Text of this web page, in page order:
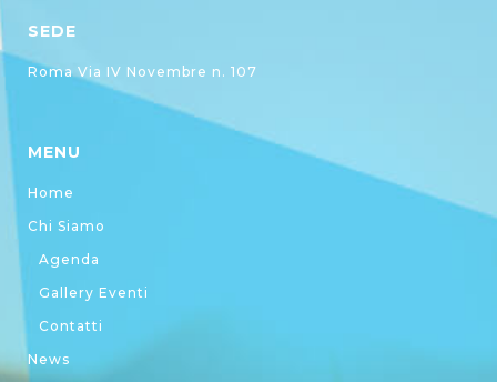
SEDE
Roma Via IV Novembre n. 107
MENU
Home
Chi Siamo
Agenda
Gallery Eventi
Contatti
News